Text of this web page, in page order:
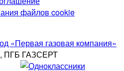
файлов cookie
«Первая газовая компания»
ПГБ ГАЗСЕРТ